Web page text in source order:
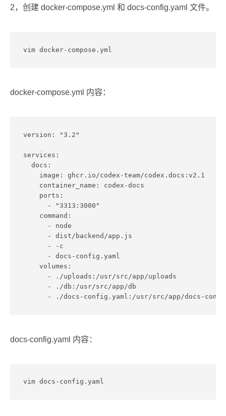
2，创建 docker-compose.yml 和 docs-config.yaml 文件。
vim docker-compose.yml
docker-compose.yml 内容：
version: "3.2"
services:
  docs:
    image: ghcr.io/codex-team/codex.docs:v2.1
    container_name: codex-docs
    ports:
      - "3313:3000"
    command:
      - node
      - dist/backend/app.js
      - -c
      - docs-config.yaml
    volumes:
      - ./uploads:/usr/src/app/uploads
      - ./db:/usr/src/app/db
docs-config.yaml 内容：
vim docs-config.yaml